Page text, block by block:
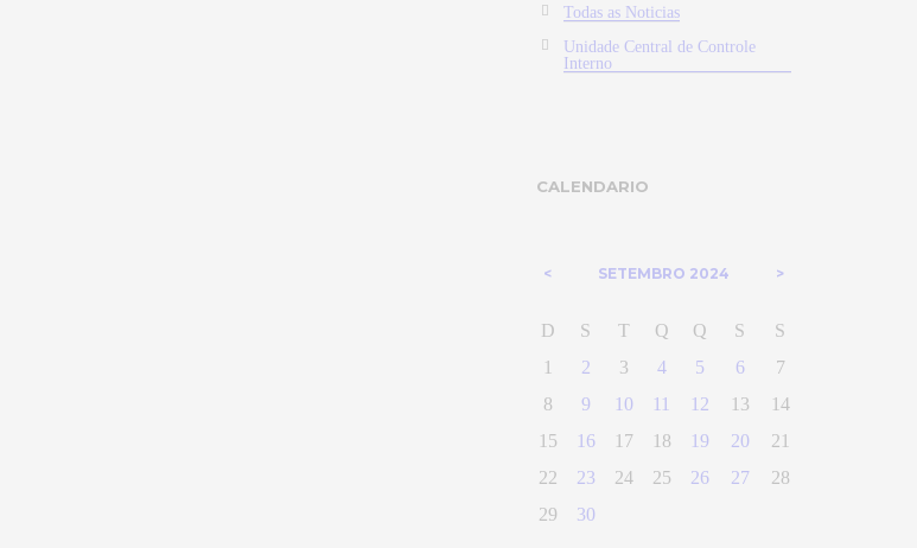
Todas as Noticias
Unidade Central de Controle
Interno
CALENDARIO
SETEMBRO 2024
D S T Q Q S
S
1
2 3 4 5 6
7
8
9 10 11 12 13
14
15
16 17 18 19 20
21
22
23 24 25 26 27
28
29
30